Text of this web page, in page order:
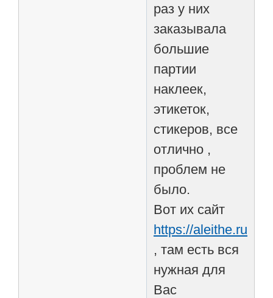
раз у них
заказывала
большие
партии
наклеек,
этикеток,
стикеров, все
отлично ,
проблем не
было.
Вот их сайт
https://aleithe.ru/
, там есть вся
нужная для
Вас